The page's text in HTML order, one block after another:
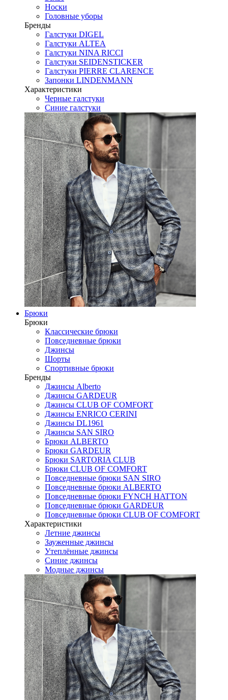
Носки
Головные уборы
Бренды
Галстуки DIGEL
Галстуки ALTEA
Галстуки NINA RICCI
Галстуки SEIDENSTICKER
Галстуки PIERRE CLARENCE
Запонки LINDENMANN
Характеристики
Черные галстуки
Синие галстуки
Брюки
Брюки
Классические брюки
Повседневные брюки
Джинсы
Шорты
Спортивные брюки
Бренды
Джинсы Alberto
Джинсы GARDEUR
Джинсы CLUB OF COMFORT
Джинсы ENRICO CERINI
Джинсы DL1961
Джинсы SAN SIRO
Брюки ALBERTO
Брюки GARDEUR
Брюки SARTORIA CLUB
Брюки CLUB OF COMFORT
Повседневные брюки SAN SIRO
Повседневные брюки ALBERTO
Повседневные брюки FYNCH HATTON
Повседневные брюки GARDEUR
Повседневные брюки CLUB OF COMFORT
Характеристики
Летние джинсы
Зауженные джинсы
Утеплённые джинсы
Синие джинсы
Модные джинсы